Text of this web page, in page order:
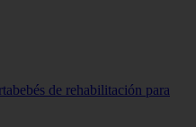
de rehabilitación para